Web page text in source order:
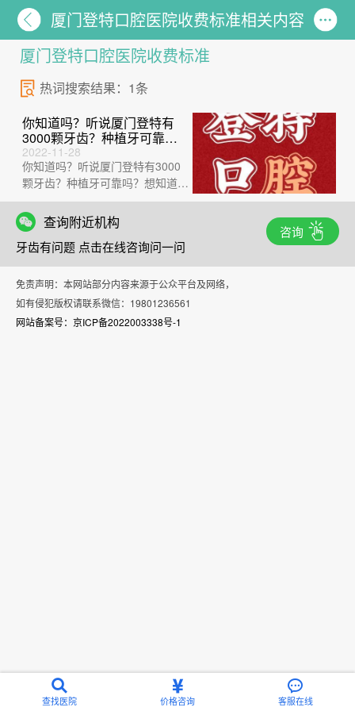
厦门登特口腔医院收费标准相关内容
厦门登特口腔医院收费标准
热词搜索结果：1条
你知道吗？听说厦门登特有
3000颗牙齿？种植牙可靠
吗？
2022-11-28
你知道吗？听说厦门登特有3000
颗牙齿？种植牙可靠吗？想知道福
建哪家口腔医院好吗？不要错过厦
门登特口···
查询附近机构
牙齿有问题 点击在线咨询问一问
咨询
免责声明：本网站部分内容来源于公众平台及网络，
如有侵犯版权请联系微信：19801236561
网站备案号：京ICP备2022003338号-1
查找医院 价格咨询 客服在线